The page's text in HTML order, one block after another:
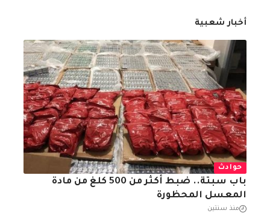
أخبار شعبية
حوادث
باب سبتة.. ضبط أكثر من 500 كلغ من مادة
المعسل المحظورة
منذ سنتين